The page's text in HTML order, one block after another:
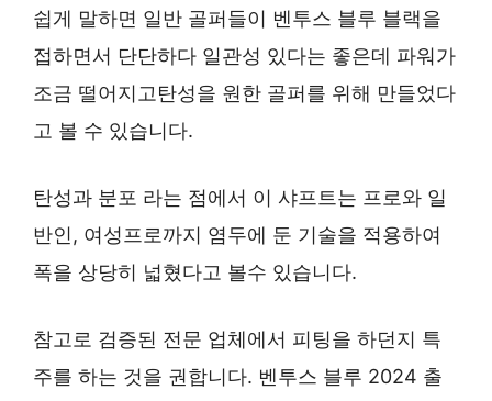
쉽게 말하면 일반 골퍼들이 벤투스 블루 블랙을
접하면서 단단하다 일관성 있다는 좋은데 파워가
조금 떨어지고탄성을 원한 골퍼를 위해 만들었다
고 볼 수 있습니다.
탄성과 분포 라는 점에서 이 샤프트는 프로와 일
반인, 여성프로까지 염두에 둔 기술을 적용하여
폭을 상당히 넓혔다고 볼수 있습니다.
참고로 검증된 전문 업체에서 피팅을 하던지 특
주를 하는 것을 권합니다. 벤투스 블루 2024 출